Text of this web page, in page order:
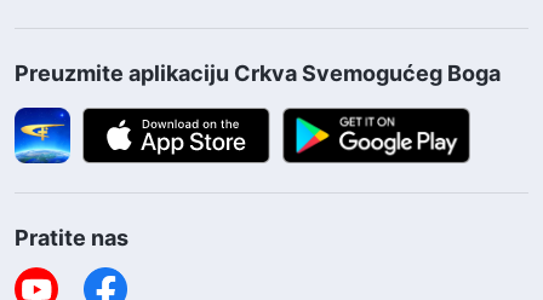
Preuzmite aplikaciju Crkva Svemogućeg Boga
Pratite nas